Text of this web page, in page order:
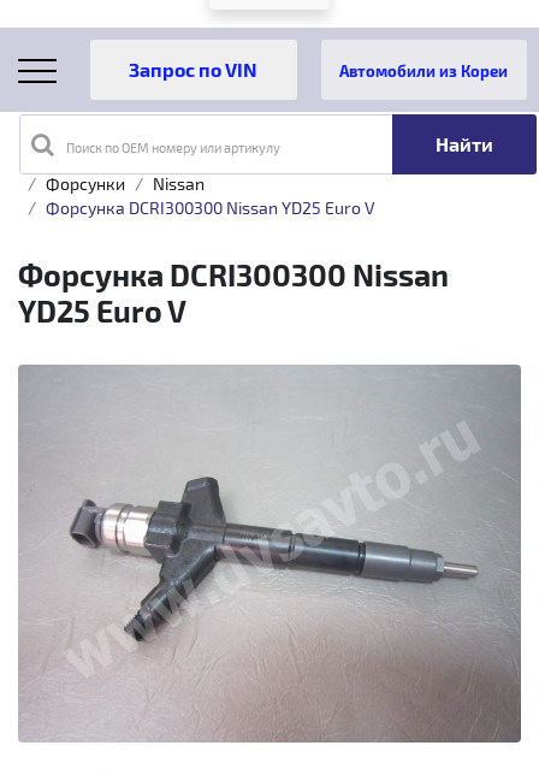
Поиск по OEM номеру или артикулу
Автомобили из Кореи
Главная Каталог товаров
Топливная аппаратура
Форсунки
Nissan
Форсунка DCRI300300 Nissan YD25 Euro V
Форсунка DCRI300300 Nissan
YD25 Euro V